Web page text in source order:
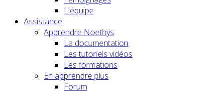
Témoignages
L'équipe
Assistance
Apprendre Noethys
La documentation
Les tutoriels vidéos
Les formations
En apprendre plus